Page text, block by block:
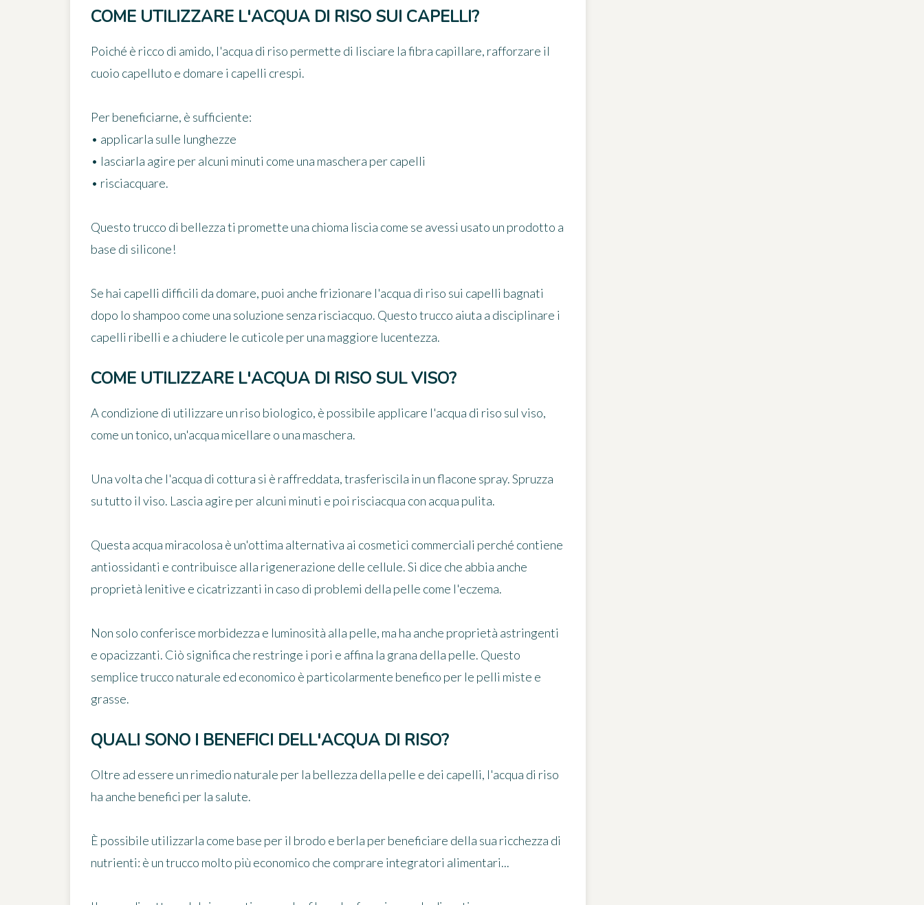
COME UTILIZZARE L'ACQUA DI RISO SUI CAPELLI?
Poiché è ricco di amido, l'acqua di riso permette di lisciare la fibra capillare, rafforzare il
cuoio capelluto e domare i capelli crespi.
Per beneficiarne, è sufficiente:
• applicarla sulle lunghezze
• lasciarla agire per alcuni minuti come una maschera per capelli
• risciacquare.
Questo trucco di bellezza ti promette una chioma liscia come se avessi usato un prodotto a
base di silicone!
Se hai capelli difficili da domare, puoi anchefrizionare l'acqua di riso sui capelli bagnati
dopo lo shampoo come una soluzione senza risciacquo. Questo trucco aiuta a disciplinare i
capelli ribelli e a chiudere le cuticole per una maggiore lucentezza.
COME UTILIZZARE L'ACQUA DI RISO SUL VISO?
A condizione di utilizzare un riso biologico, è possibile applicare l'acqua di riso sul viso,
come un tonico, un'acqua micellare o una maschera.
Una volta che l'acqua di cottura si è raffreddata, trasferiscila in un flacone spray. Spruzza
su tutto il viso. Lascia agire per alcuni minuti e poi risciacqua con acqua pulita.
Questa acqua miracolosa è un'ottima alternativa ai cosmetici commerciali perché contiene
antiossidanti e contribuisce alla rigenerazione delle cellule. Si dice che abbia anche
proprietà lenitive e cicatrizzanti in caso di problemi della pelle come l'eczema.
Non solo conferisce morbidezza e luminosità alla pelle, ma ha anche proprietà astringenti
e opacizzanti. Ciò significa che restringe i pori e affina la grana della pelle. Questo
semplice trucco naturale ed economico è particolarmente benefico per le pelli miste e
grasse.
QUALI SONO I BENEFICI DELL'ACQUA DI RISO?
Oltre ad essere un rimedio naturale per la bellezza della pelle e dei capelli, l'acqua di riso
ha anche benefici per la salute.
È possibile utilizzarla come base per il brodo e berla per beneficiare della sua ricchezza di
nutrienti: è un trucco molto più economico che comprare integratori alimentari...